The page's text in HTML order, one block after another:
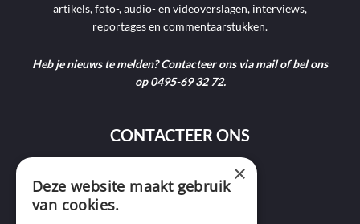
artikels, foto-, audio- en videoverslagen, interviews,
reportages en commentaarstukken.
Heb je nieuws te melden? Contacteer ons via mail of bel ons
op 0495-69 32 72.
CONTACTEER ONS
9400 Ninove ×
Deze website maakt gebruik
van cookies.